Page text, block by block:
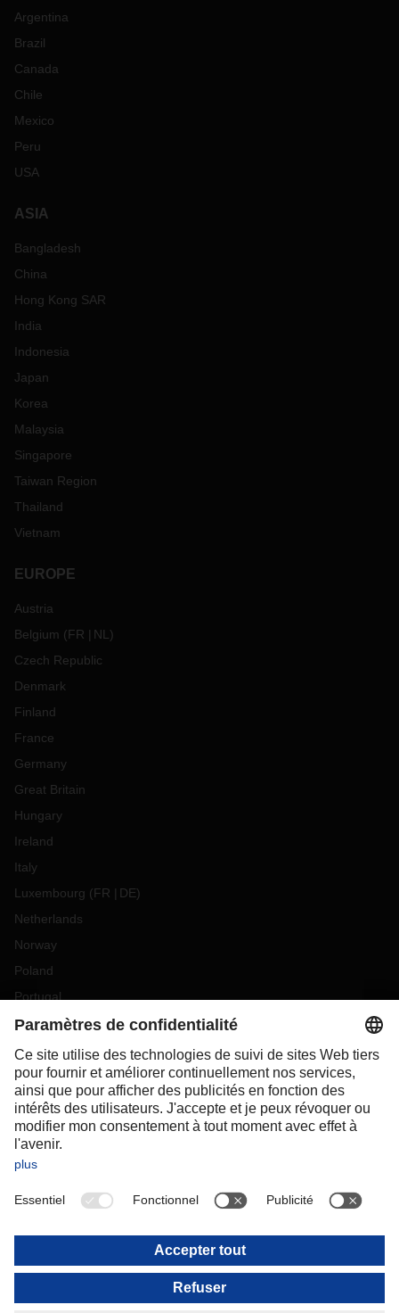
Argentina
Brazil
Canada
Chile
Mexico
Peru
USA
ASIA
Bangladesh
China
Hong Kong SAR
India
Indonesia
Japan
Korea
Malaysia
Singapore
Taiwan Region
Thailand
Vietnam
EUROPE
Austria
Belgium (FR NL )
Czech Republic
Denmark
Finland
France
Germany
Great Britain
Hungary
Ireland
Italy
Luxembourg (FR DE)
Netherlands
Norway
Poland
Portugal
Romania
Slovakia
Spain
Sweden
Switzerland(DE FR)
Turkey
OCEANIA